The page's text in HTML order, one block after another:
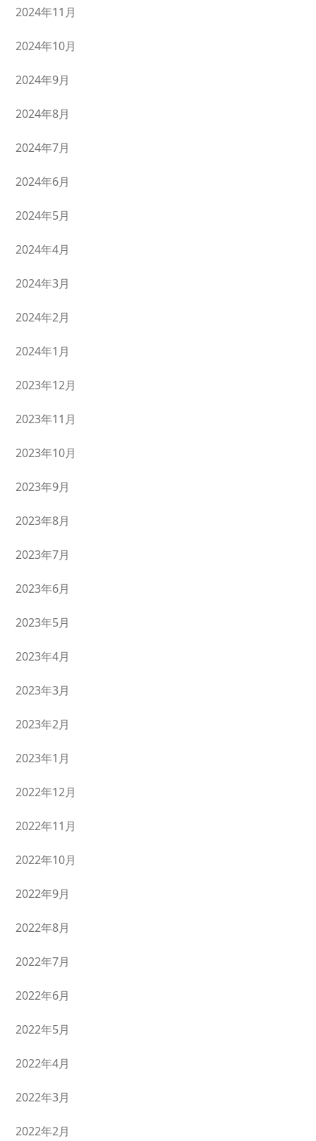
2024年11月
2024年10月
2024年9月
2024年8月
2024年7月
2024年6月
2024年5月
2024年4月
2024年3月
2024年2月
2024年1月
2023年12月
2023年11月
2023年10月
2023年9月
2023年8月
2023年7月
2023年6月
2023年5月
2023年4月
2023年3月
2023年2月
2023年1月
2022年12月
2022年11月
2022年10月
2022年9月
2022年8月
2022年7月
2022年6月
2022年5月
2022年4月
2022年3月
2022年2月